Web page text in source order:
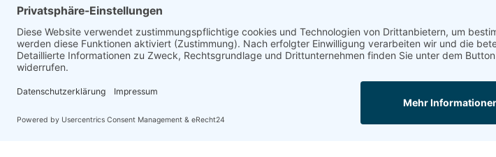
Project Example 3 – Yellow
vor 12 Jahren
Project Details Nemo enim ipsam voluptatem quia voluptas sit aspernatur aut odit aut fugit, sed
quia consequuntur magni dolores eos qui ratione voluptatem sequi nesciunt. Neque porro
quisquam est, qui…
© 2025 | TSV Ostheim 1908 e.V. Datenschutz